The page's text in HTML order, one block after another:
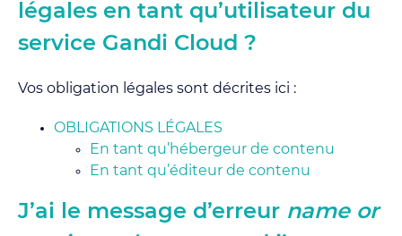
légales en tant qu’utilisateur du
service Gandi Cloud ?
Vos obligation légales sont décrites ici :
OBLIGATIONS LÉGALES
En tant qu’hébergeur de contenu
En tant qu’éditeur de contenu
J’ai le message d’erreur name or